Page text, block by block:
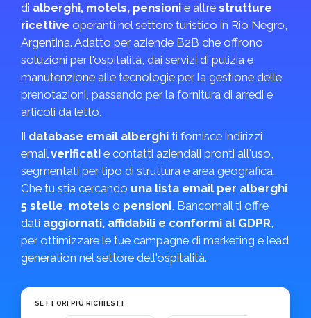
di alberghi, motels, pensioni e altre strutture
ricettive operanti nel settore turistico in Rio Negro,
Argentina. Adatto per aziende B2B che offrono
soluzioni per l'ospitalità, dai servizi di pulizia e
manutenzione alle tecnologie per la gestione delle
prenotazioni, passando per la fornitura di arredi e
articoli da letto.
Il database email alberghi ti fornisce indirizzi
emailverificati e contatti aziendali pronti all'uso,
segmentati per tipo di struttura e area geografica.
Che tu stia cercando una lista email per alberghi
5 stelle, motels o pensioni, Bancomail ti offre
dati aggiornati, affidabili e conformi al GDPR,
per ottimizzare le tue campagne di marketing e lead
generation nel settore dell'ospitalità.
SETTORI PIÙ RICHIESTI